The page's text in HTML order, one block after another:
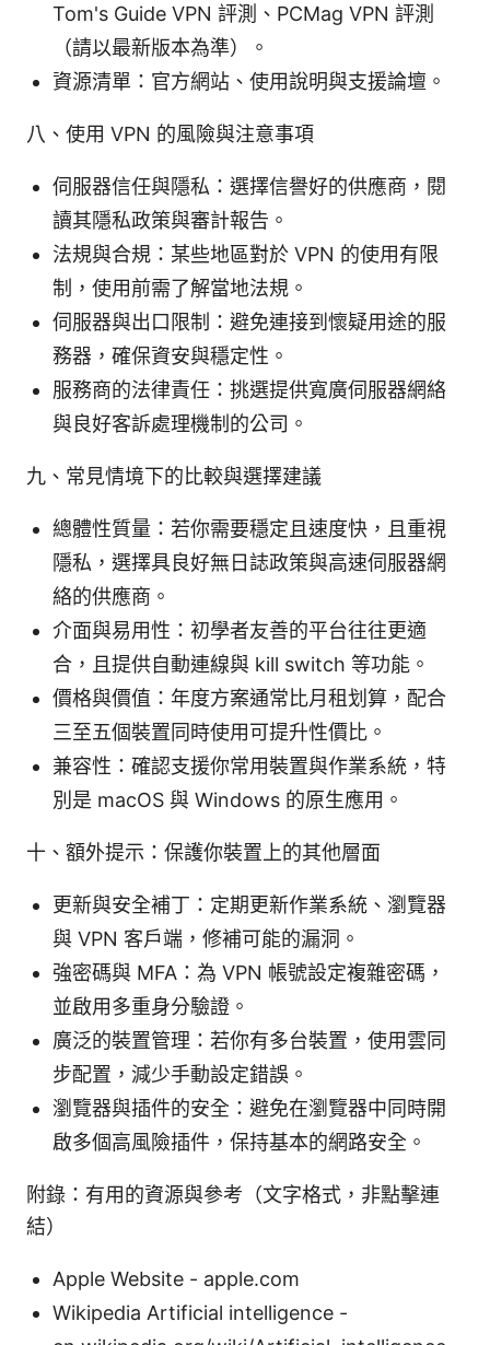
Tom's Guide VPN 評測、PCMag VPN 評測
（請以最新版本為準）。
資源清單：官方網站、使用說明與支援論壇。
八、使用 VPN 的風險與注意事項
伺服器信任與隱私：選擇信譽好的供應商，閱
讀其隱私政策與審計報告。
法規與合規：某些地區對於 VPN 的使用有限
制，使用前需了解當地法規。
伺服器與出口限制：避免連接到懷疑用途的服
務器，確保資安與穩定性。
服務商的法律責任：挑選提供寬廣伺服器網絡
與良好客訴處理機制的公司。
九、常見情境下的比較與選擇建議
總體性質量：若你需要穩定且速度快，且重視
隱私，選擇具良好無日誌政策與高速伺服器網
絡的供應商。
介面與易用性：初學者友善的平台往往更適
合，且提供自動連線與 kill switch 等功能。
價格與價值：年度方案通常比月租划算，配合
三至五個裝置同時使用可提升性價比。
兼容性：確認支援你常用裝置與作業系統，特
別是 macOS 與 Windows 的原生應用。
十、額外提示：保護你裝置上的其他層面
更新與安全補丁：定期更新作業系統、瀏覽器
與 VPN 客戶端，修補可能的漏洞。
強密碼與 MFA：為 VPN 帳號設定複雜密碼，
並啟用多重身分驗證。
廣泛的裝置管理：若你有多台裝置，使用雲同
步配置，減少手動設定錯誤。
瀏覽器與插件的安全：避免在瀏覽器中同時開
啟多個高風險插件，保持基本的網路安全。
附錄：有用的資源與參考（文字格式，非點擊連
結）
Apple Website - apple.com
Wikipedia Artificial intelligence -